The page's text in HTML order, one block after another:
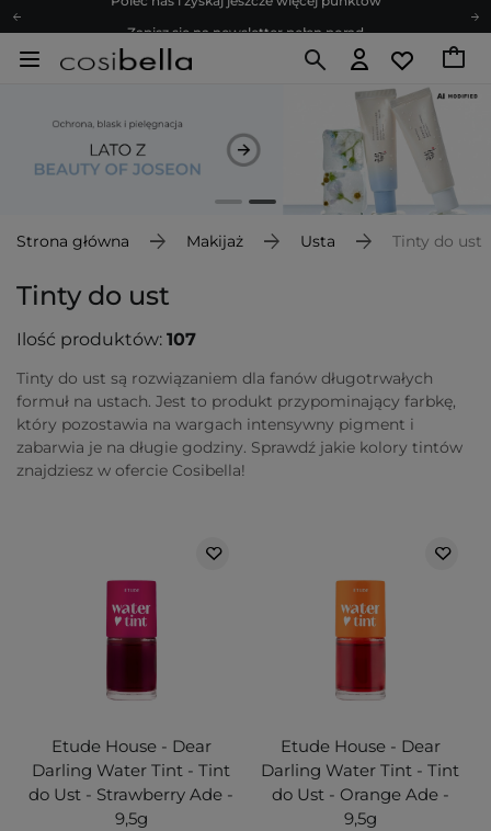
Bezpłatne konsultacje kosmetologiczne
Poleć nas i zyskaj jeszcze więcej punktów
Zapisz się na newsletter pełen porad
Strona główna Makijaż Usta Tinty do ust
Tinty do ust
Ilość produktów: 107
Tinty do ust są rozwiązaniem dla fanów długotrwałych
formuł na ustach. Jest to produkt przypominający farbkę,
który pozostawia na wargach intensywny pigment i
zabarwia je na długie godziny. Sprawdź jakie kolory tintów
znajdziesz w ofercie Cosibella!
Etude House - Dear
Darling Water Tint - Tint
do Ust - Strawberry Ade -
9,5g
Etude House - Dear
Darling Water Tint - Tint
do Ust - Orange Ade -
9,5g